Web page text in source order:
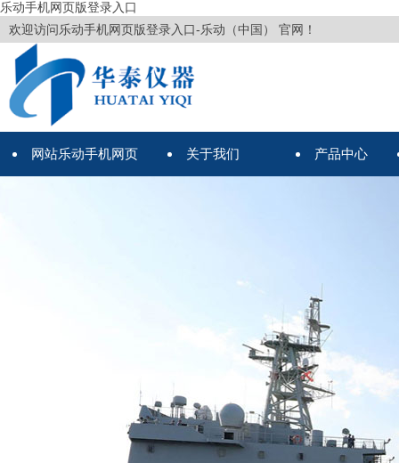
乐动手机网页版登录入口
欢迎访问乐动手机网页版登录入口-乐动（中国） 官网！
网站乐动手机网页 关于我们 产品中心